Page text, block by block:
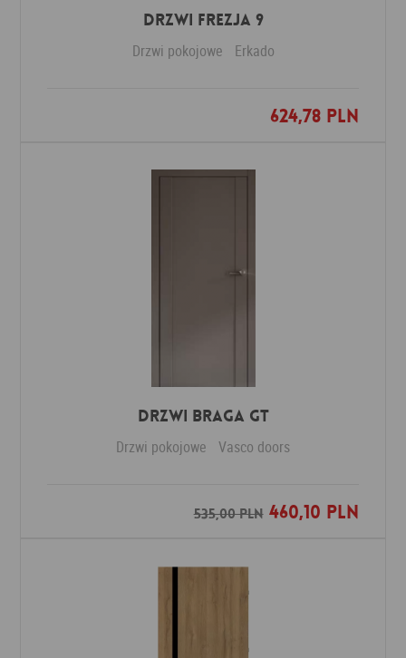
DRZWI FREZJA 9
Drzwi pokojowe Erkado
624,78 PLN
Dodaj do ulubionych
Drzwi Braga GT
Drzwi pokojowe Vasco doors
535,00 PLN460,10 PLN
Dodaj do ulubionych